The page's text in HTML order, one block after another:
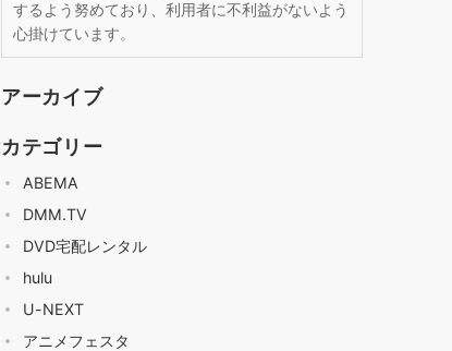
するよう努めており、利用者に不利益がないよう
心掛けています。
アーカイブ
カテゴリー
ABEMA
DMM.TV
DVD宅配レンタル
hulu
U-NEXT
アニメフェスタ